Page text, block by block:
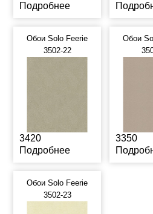
Подробнее
Обои Solo Feerie
3502-22
3420
Подробнее
Обои
3350
Обои Solo Feerie
3502-23